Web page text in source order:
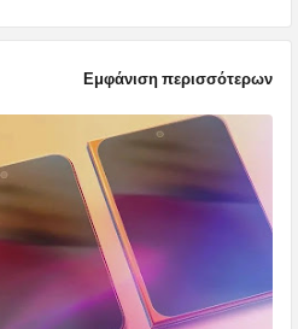
Εμφάνιση περισσότερων